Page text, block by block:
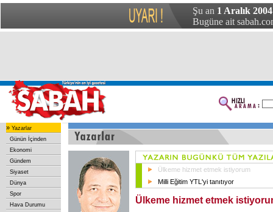
Şu an 1 Aralık
Bugüne ait
» Yazarlar
Günün İçinden
Ekonomi
Gündem
Siyaset
Dünya
Spor
Hava Durumu
Ülkeme hizmet etmek istiyorum
Milli Eğitim YTL'yi tanıtıyor
Ülkeme hizmet etmek